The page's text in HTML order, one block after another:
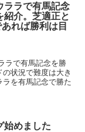
ララで有馬記念
紹介。芝適正と
れば勝利は目
ラで有馬記念を勝
状況で難度は大き
ラを有馬記念で勝た
始めました